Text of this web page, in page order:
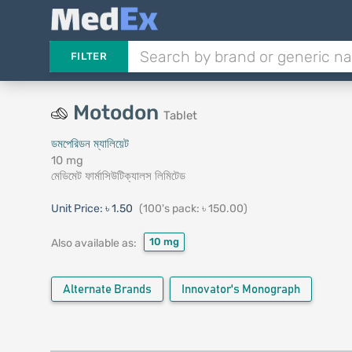
FILTER
Motodon Tablet
ডমপেরিডন ম্যালিয়েট
10 mg
মেডিমেট ফার্মাসিউটিক্যালস লিমিটেড
Unit Price: ৳ 1.50 (100's pack: ৳ 150.00)
Also available as: 10 mg
Alternate Brands Innovator's Monograph